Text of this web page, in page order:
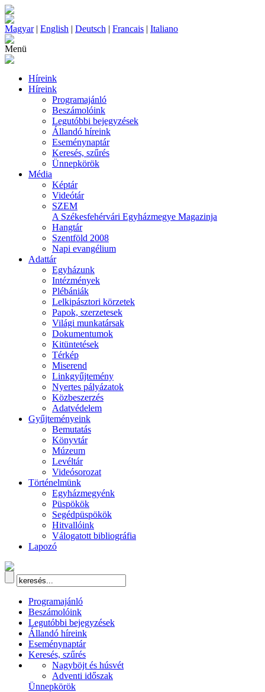
Magyar| English | Deutsch | Francais | Italiano
Menü
Híreink
Híreink
Programajánló
Beszámolóink
Legutóbbi bejegyzések
Állandó híreink
Eseménynaptár
Keresés, szűrés
Ünnepkörök
Média
Képtár
Videótár
SZEM
A Székesfehérvári Egyházmegye Magazinja
Hangtár
Szentföld 2008
Napi evangélium
Adattár
Egyházunk
Intézmények
Plébániák
Lelkipásztori körzetek
Papok, szerzetesek
Világi munkatársak
Dokumentumok
Kitüntetések
Térkép
Miserend
Linkgyűjtemény
Nyertes pályázatok
Közbeszerzés
Adatvédelem
Gyűjteményeink
Bemutatás
Könyvtár
Múzeum
Levéltár
Videósorozat
Történelmünk
Egyházmegyénk
Püspökök
Segédpüspökök
Hitvallóink
Válogatott bibliográfia
Lapozó
Programajánló
Beszámolóink
Legutóbbi bejegyzések
Állandó híreink
Eseménynaptár
Keresés, szűrés
Nagyböjt és húsvét
Adventi időszak
Ünnepkörök